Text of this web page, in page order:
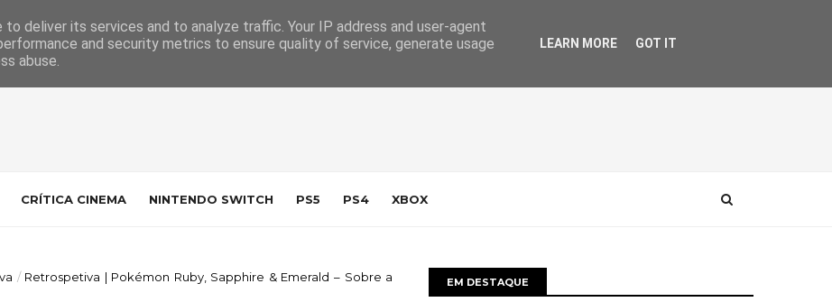
da Indústria Contacto
CRÍTICA CINEMA NINTENDO SWITCH PS5 PS4 XBOX
/ Retrospetiva | Pokémon Ruby, Sapphire & Emerald – Sobre a
EM DESTAQUE
deliver its services and to analyze traffic. Your IP address and user-agent
and security metrics to ensure quality of service, generate usage
abuse.
LEARN MORE GOT IT